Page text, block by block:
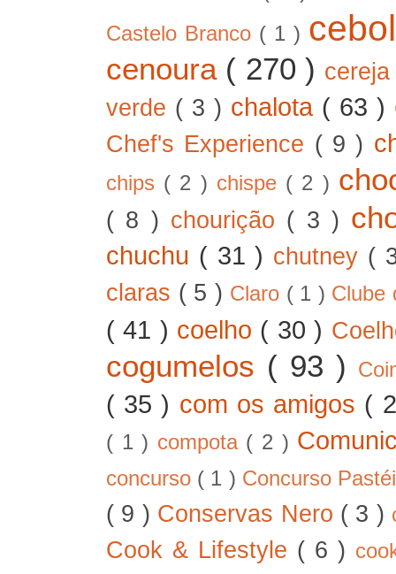
Castelo Branco ( 1 )
cenoura ( 270 )
verde ( 3 ) chalota ( 63 )
Chef's Experience ( 9 )
chips ( 2 ) chispe ( 2 )
( 8 ) chourição ( 3 )
chuchu ( 31 ) chutney (
claras ( 5 ) Claro ( 1 ) Clube
( 41 ) coelho ( 30 )
cogumelos ( 93 )
( 35 ) com os amigos (
( 1 ) compota ( 2 )
concurso ( 1 ) Concurso
( 9 ) Conservas Nero ( 3 )
Cook & Lifestyle ( 6 )